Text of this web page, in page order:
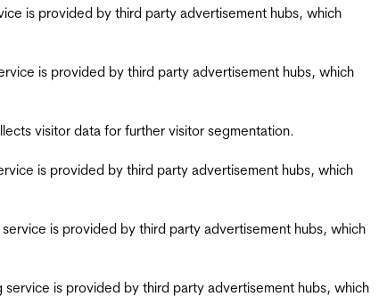
is provided by third party advertisement hubs, which
is provided by third party advertisement hubs, which
visitor data for further visitor segmentation.
is provided by third party advertisement hubs, which
is provided by third party advertisement hubs, which
is provided by third party advertisement hubs, which